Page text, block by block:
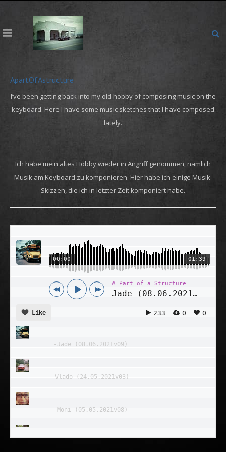
ApartOfAstructure
I’ve been getting back into my old hobby of composing music on the
keyboard. Here I have some music sketches that I have composed
lately.
Ich habe mein altes Hobby wieder in Angriff genommen, nämlich
Musik am Keyboard zu komponieren. Hier habe ich einige Musik-
Skizzen, die ich in letzter Zeit komponiert habe.
01:39
00:00
A Part of a Structure
Jade (08.06.2021v09)
Like 233 0 0
- Jade (08.06.2021v09)
-Vlado (24.05.2021v03)
- Moni (05.05.2021v08)